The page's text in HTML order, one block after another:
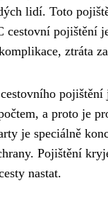
lidí. Toto
cestovní pojištění
ztráta
pojištění
a proto je
je speciálně
Pojištění
nastat.